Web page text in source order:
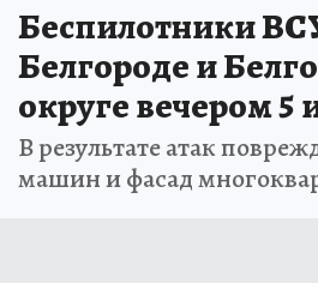
Беспилотники
Белгороде и
округе вечером 5
В результате атак
машин и фасад